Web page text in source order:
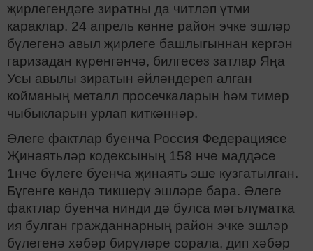
җирлегендәге зиратны да читләп үтми
караклар. 24 апрель көнне район эчке эшләр
бүлегенә авыл җирлеге башлыгыннан кергән
гаризадан күренгәнчә, билгесез затлар Яңа
Усы авылы зиратын әйләндереп алган
койманың металл просечкаларын һәм тимер
чыбыкларын урлап киткәннәр.
Әлеге фактлар буенча Россия Федерациясе
Җинаятьләр кодексының 158 нче маддәсе
1нче бүлеге буенча җинаять эше кузгатылган.
Бүгенге көндә тикшерү эшләре бара. Әлеге
фактлар буенча нинди дә булса мәгълүматка
ия булган гражданнарның район эчке эшләр
бүлегенә хәбәр бирүләре сорала, дип хәбәр